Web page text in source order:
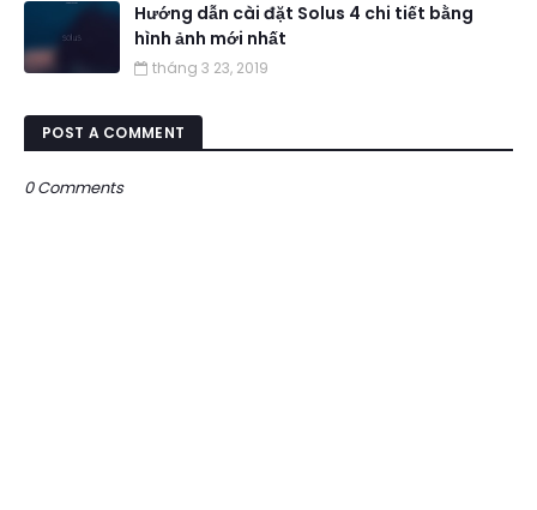
Hướng dẫn cài đặt Solus 4 chi tiết bằng
hình ảnh mới nhất
tháng 3 23, 2019
POST A COMMENT
0 Comments